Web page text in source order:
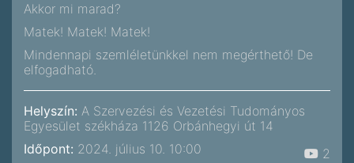
Akkor mi marad?
Matek! Matek! Matek!
Mindennapi szemléletünkkel nem megérthető! De
elfogadható.
Helyszín: A Szervezési és Vezetési Tudományos
Egyesület székháza 1126 Orbánhegyi út 14
Időpont: 2024. július 10. 10:00 2